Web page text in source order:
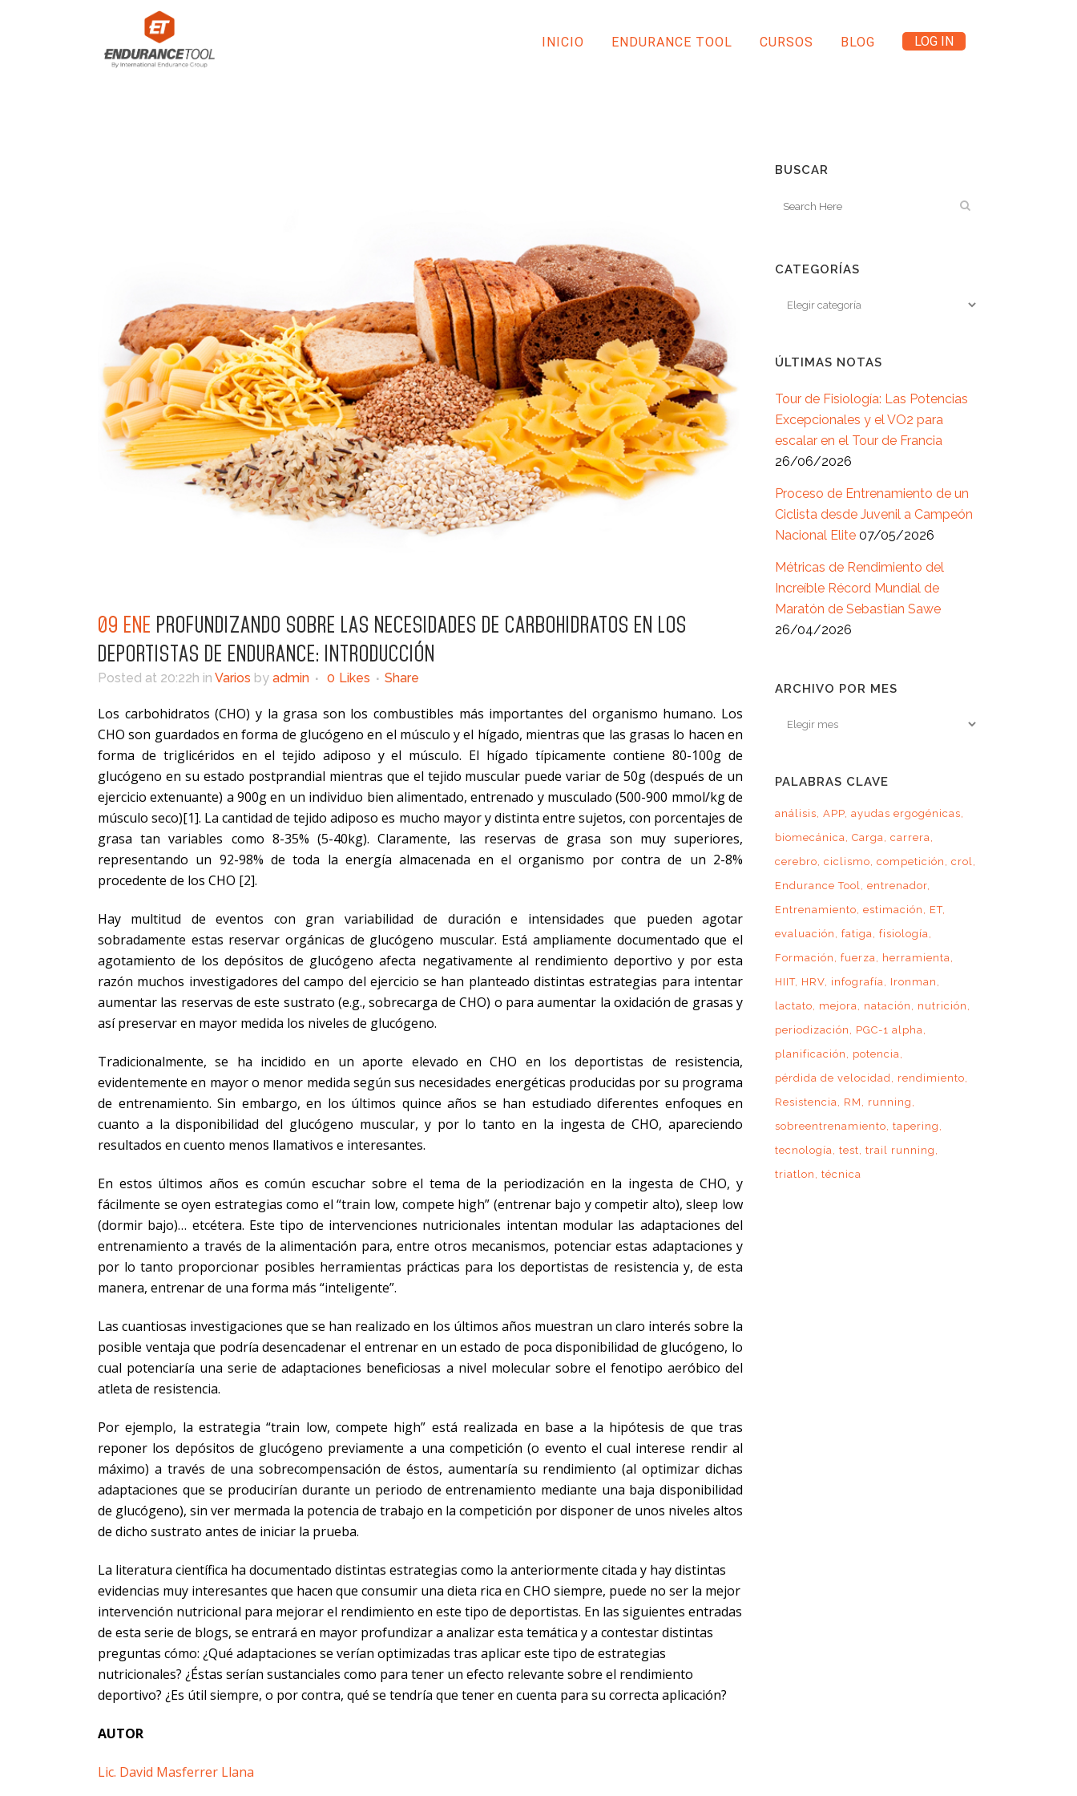
INICIO ENDURANCE TOOL CURSOS BLOG LOG IN
09 ENE PROFUNDIZANDO SOBRE LAS NECESIDADES DE CARBOHIDRATOS EN LOS
DEPORTISTAS DE ENDURANCE: INTRODUCCIÓN
Posted at 20:22h in Varios by admin 0 Likes Share
Los carbohidratos (CHO) y la grasa son los combustibles más importantes del organismo humano. Los
CHO son guardados en forma de glucógeno en el músculo y el hígado, mientras que las grasas lo hacen en
forma de triglicéridos en el tejido adiposo y el músculo. El hígado típicamente contiene 80-100g de
glucógeno en su estado postprandial mientras que el tejido muscular puede variar de 50g (después de un
ejercicio extenuante) a 900g en un individuo bien alimentado, entrenado y musculado (500-900 mmol/kg de
músculo seco)[1]. La cantidad de tejido adiposo es mucho mayor y distinta entre sujetos, con porcentajes de
grasa tan variables como 8-35% (5-40kg). Claramente, las reservas de grasa son muy superiores,
representando un 92-98% de toda la energía almacenada en el organismo por contra de un 2-8%
procedente de los CHO [2].
Hay multitud de eventos con gran variabilidad de duración e intensidades que pueden agotar
sobradamente estas reservar orgánicas de glucógeno muscular. Está ampliamente documentado que el
agotamiento de los depósitos de glucógeno afecta negativamente al rendimiento deportivo y por esta
razón muchos investigadores del campo del ejercicio se han planteado distintas estrategias para intentar
aumentar las reservas de este sustrato (e.g., sobrecarga de CHO) o para aumentar la oxidación de grasas y
así preservar en mayor medida los niveles de glucógeno.
Tradicionalmente, se ha incidido en un aporte elevado en CHO en los deportistas de resistencia,
evidentemente en mayor o menor medida según sus necesidades energéticas producidas por su programa
de entrenamiento. Sin embargo, en los últimos quince años se han estudiado diferentes enfoques en
cuanto a la disponibilidad del glucógeno muscular, y por lo tanto en la ingesta de CHO, apareciendo
resultados en cuento menos llamativos e interesantes.
En estos últimos años es común escuchar sobre el tema de la periodización en la ingesta de CHO, y
fácilmente se oyen estrategias como el “train low, compete high” (entrenar bajo y competir alto), sleep low
(dormir bajo)… etcétera. Este tipo de intervenciones nutricionales intentan modular las adaptaciones del
entrenamiento a través de la alimentación para, entre otros mecanismos, potenciar estas adaptaciones y
por lo tanto proporcionar posibles herramientas prácticas para los deportistas de resistencia y, de esta
manera, entrenar de una forma más “inteligente”.
Las cuantiosas investigaciones que se han realizado en los últimos años muestran un claro interés sobre la
posible ventaja que podría desencadenar el entrenar en un estado de poca disponibilidad de glucógeno, lo
cual potenciaría una serie de adaptaciones beneficiosas a nivel molecular sobre el fenotipo aeróbico del
atleta de resistencia.
Por ejemplo, la estrategia “train low, compete high” está realizada en base a la hipótesis de que tras
reponer los depósitos de glucógeno previamente a una competición (o evento el cual interese rendir al
máximo) a través de una sobrecompensación de éstos, aumentaría su rendimiento (al optimizar dichas
adaptaciones que se producirían durante un periodo de entrenamiento mediante una baja disponibilidad
de glucógeno), sin ver mermada la potencia de trabajo en la competición por disponer de unos niveles altos
de dicho sustrato antes de iniciar la prueba.
La literatura científica ha documentado distintas estrategias como la anteriormente citada y hay distintas
evidencias muy interesantes que hacen que consumir una dieta rica en CHO siempre, puede no ser la mejor
intervención nutricional para mejorar el rendimiento en este tipo de deportistas. En las siguientes entradas
de esta serie de blogs, se entrará en mayor profundizar a analizar esta temática y a contestar distintas
preguntas cómo: ¿Qué adaptaciones se verían optimizadas tras aplicar este tipo de estrategias
nutricionales? ¿Éstas serían sustanciales como para tener un efecto relevante sobre el rendimiento
deportivo? ¿Es útil siempre, o por contra, qué se tendría que tener en cuenta para su correcta aplicación?
AUTOR
Lic. David Masferrer Llana
BUSCAR
CATEGORÍAS
ÚLTIMAS NOTAS
Tour de Fisiología: Las Potencias
Excepcionales y el VO2 para
escalar en el Tour de Francia
26/06/2026
Proceso de Entrenamiento de un
Ciclista desde Juvenil a Campeón
Nacional Elite 07/05/2026
Métricas de Rendimiento del
Increíble Récord Mundial de
Maratón de Sebastian Sawe
26/04/2026
ARCHIVO POR MES
Archivo
PALABRAS CLAVE
análisis APP ayudas ergogénicas
biomecánica Carga carrera
cerebro ciclismo competición
crol
Endurance Tool entrenador
Entrenamiento estimación
ET
evaluación
fatiga fisiología
Formación
fuerza
herramienta
HIIT HRV infografía
Ironman
lactato
mejora natación
nutrición
periodización
PGC-1 alpha
planificación
potencia
pérdida de velocidad
rendimiento
Resistencia
RM
running
sobreentrenamiento tapering
tecnología test trail running
triatlon
técnica